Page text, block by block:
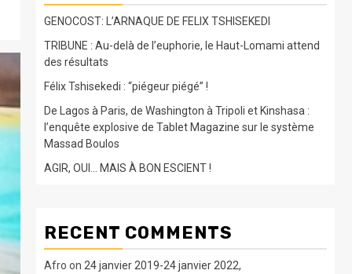
GENOCOST: L’ARNAQUE DE FELIX TSHISEKEDI
TRIBUNE : Au-delà de l’euphorie, le Haut-Lomami attend
des résultats
Félix Tshisekedi : “piégeur piégé” !
De Lagos à Paris, de Washington à Tripoli et Kinshasa :
l’enquête explosive de Tablet Magazine sur le système
Massad Boulos
AGIR, OUI… MAIS À BON ESCIENT !
RECENT COMMENTS
Afro on 24 janvier 2019-24 janvier 2022,